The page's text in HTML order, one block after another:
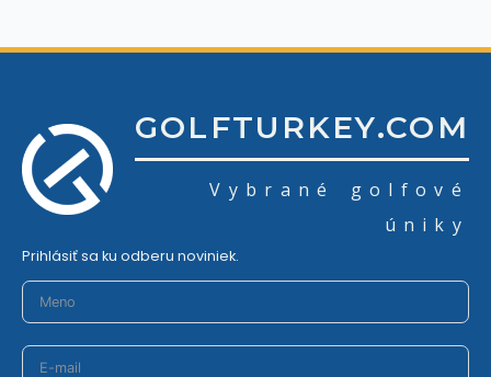
GOLFTURKEY.COM
Vybrané golfové
úniky
Prihlásiť sa ku odberu noviniek.